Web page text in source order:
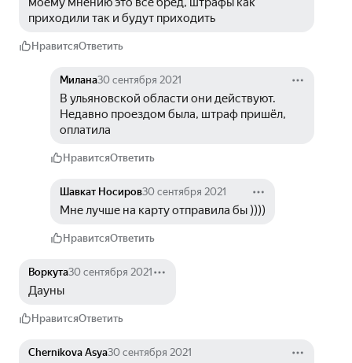
приходили так и будут приходить
НравитсяОтветить
Милана30 сентября 2021
В ульяновской области они действуют.
Недавно проездом была, штраф пришёл,
оплатила
НравитсяОтветить
Шавкат Носиров30 сентября 2021
Мне лучше на карту отправила бы ))))
НравитсяОтветить
Воркута30 сентября 2021
Дауны
НравитсяОтветить
Chernikova Asya30 сентября 2021